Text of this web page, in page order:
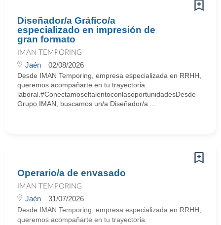
Diseñador/a Gráfico/a
especializado en impresión de
gran formato
IMAN TEMPORING
Jaén 02/08/2026
Desde IMAN Temporing, empresa especializada en RRHH,
queremos acompañarte en tu trayectoria
laboral.#ConectamoseltalentoconlasoportunidadesDesde
Grupo IMAN, buscamos un/a Diseñador/a ...
Operario/a de envasado
IMAN TEMPORING
Jaén 31/07/2026
Desde IMAN Temporing, empresa especializada en RRHH,
queremos acompañarte en tu trayectoria